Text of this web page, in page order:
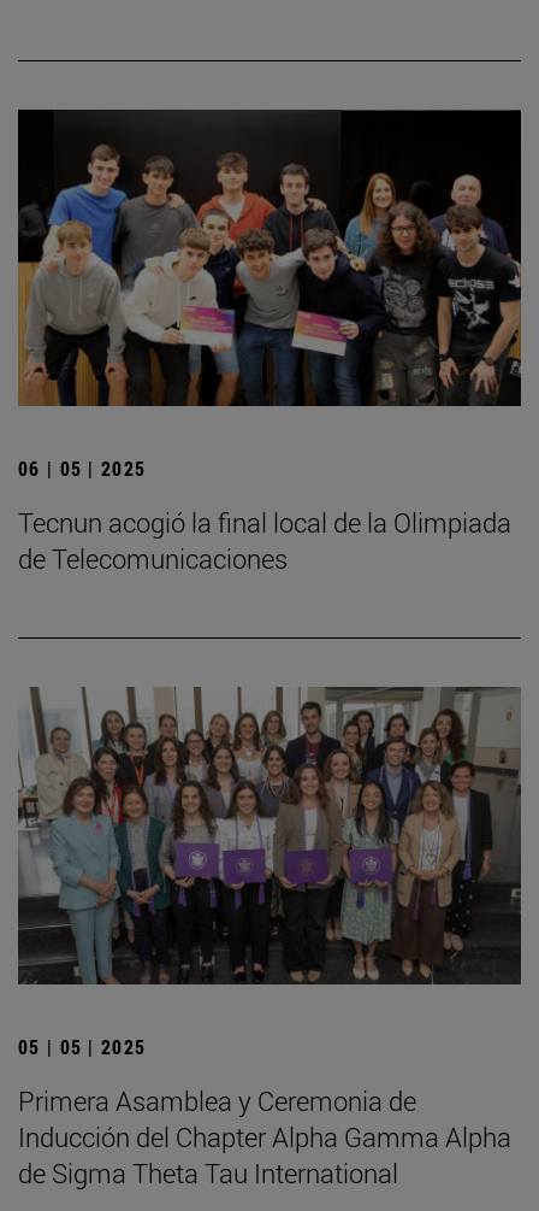
06 | 05 | 2025
­Tecnun acogió la final local de la Olimpiada
de Telecomunicaciones
05 | 05 | 2025
Primera Asamblea y Ceremonia de
Inducción del Chapter Alpha Gamma Alpha
de Sigma Theta Tau International